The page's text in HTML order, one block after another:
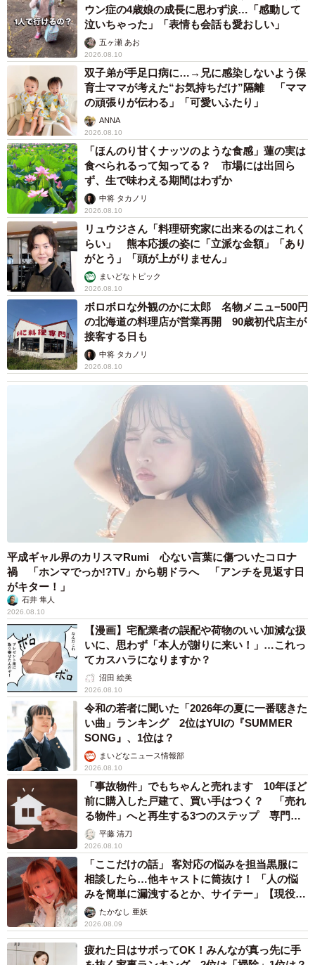
ウン症の4歳娘の成長に思わず涙…「感動して
泣いちゃった」「表情も会話も愛おしい」
五ヶ瀬 あお
2026.08.10
双子弟が手足口病に…→兄に感染しないよう保
育士ママが考えた“お気持ちだけ”隔離 「ママ
の頑張りが伝わる」「可愛いふたり」
ANNA
2026.08.10
「ほんのり甘くナッツのような食感」蓮の実は
食べられるって知ってる？ 市場には出回ら
ず、生で味わえる期間はわずか
中将 タカノリ
2026.08.10
リュウジさん「料理研究家に出来るのはこれく
らい」 熊本応援の姿に「立派な金額」「あり
がとう」「頭が上がりません」
まいどなトピック
2026.08.10
ボロボロな外観のかに太郎 名物メニュ−500円
の北海道の料理店が営業再開 90歳初代店主が
接客する日も
中将 タカノリ
2026.08.10
平成ギャル界のカリスマRumi 心ない言葉に傷ついたコロナ
禍 「ホンマでっか!?TV」から朝ドラへ 「アンチを見返す日
がキター！」
石井 隼人
2026.08.10
【漫画】宅配業者の誤配や荷物のいい加減な扱
いに、思わず「本人が謝りに来い！」…これっ
てカスハラになりますか？
沼田 絵美
2026.08.10
令和の若者に聞いた「2026年の夏に一番聴きた
い曲」ランキング 2位はYUIの『SUMMER
SONG』、1位は？
まいどなニュース情報部
2026.08.10
「事故物件」でもちゃんと売れます 10年ほど
前に購入した戸建て、買い手はつく？ 「売れ
る物件」へと再生する3つのステップ 専門家
が解説平藤 清刀
2026.08.10
「ここだけの話」 客対応の悩みを担当黒服に
相談したら…他キャストに筒抜け！ 「人の悩
みを簡単に漏洩するとか、サイテー」【現役キ
ャストに取材】
たかなし 亜妖
2026.08.09
疲れた日はサボってOK！みんなが真っ先に手